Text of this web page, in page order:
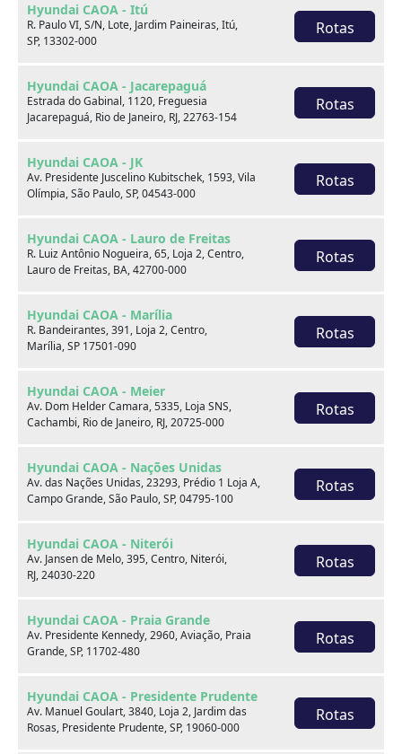
Hyundai CAOA - Itú
R. Paulo VI, S/N, Lote, Jardim Paineiras, Itú,
SP, 13302-000
Rotas
Hyundai CAOA - Jacarepaguá
Estrada do Gabinal, 1120, Freguesia
Jacarepaguá, Rio de Janeiro, RJ, 22763-154
Rotas
Hyundai CAOA - JK
Av. Presidente Juscelino Kubitschek, 1593, Vila
Olímpia, São Paulo, SP, 04543-000
Rotas
Hyundai CAOA - Lauro de Freitas
R. Luiz Antônio Nogueira, 65, Loja 2, Centro,
Lauro de Freitas, BA, 42700-000
Rotas
Hyundai CAOA - Marília
R. Bandeirantes, 391, Loja 2, Centro,
Marília, SP 17501-090
Rotas
Hyundai CAOA - Meier
Av. Dom Helder Camara, 5335, Loja SNS,
Cachambi, Rio de Janeiro, RJ, 20725-000
Rotas
Hyundai CAOA - Nações Unidas
Av. das Nações Unidas, 23293, Prédio 1 Loja A,
Campo Grande, São Paulo, SP, 04795-100
Rotas
Hyundai CAOA - Niterói
Av. Jansen de Melo, 395, Centro, Niterói,
RJ, 24030-220
Rotas
Hyundai CAOA - Praia Grande
Av. Presidente Kennedy, 2960, Aviação, Praia
Grande, SP, 11702-480
Rotas
Hyundai CAOA - Presidente Prudente
Av. Manuel Goulart, 3840, Loja 2, Jardim das
Rosas, Presidente Prudente, SP, 19060-000
Rotas
Por:R$73.990,00
GM - Chevrolet ONIX PLUS
2024 79.500 km
Por:R$79.990,00
Saiba mais